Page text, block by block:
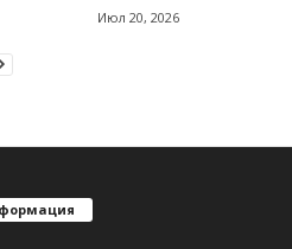
Июл 20, 2026